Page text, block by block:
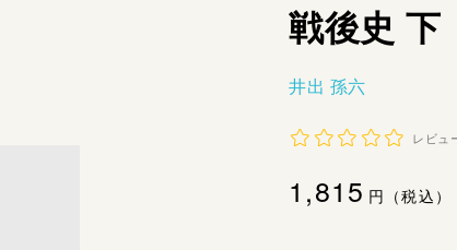
戦後史 下
井出 孫六
レビュ
通
1,815円（税込）